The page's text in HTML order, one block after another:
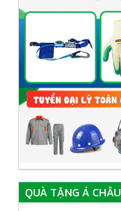
QUÀ TẶNG Á CHÂU